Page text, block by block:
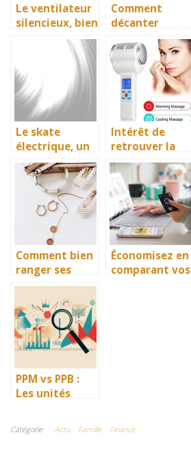
Le ventilateur
silencieux, bien
avantageux
Comment
décanter
facilement le
vin?
Le skate
électrique, un
moyen de
transport
innovateur et
facilitateur
pour assurer
un excellent
déplacement
Intérêt de
retrouver la
santé grâce
aux bienfaits
de l’appareil
crythérapie
Comment bien
ranger ses
accessoires ?
Économisez en
comparant vos
PPM vs PPB :
Les unités
avec précision
Catégorie Actu Famille Finance